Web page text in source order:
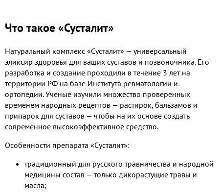
Что такое «Сусталит»
Натуральный комплекс «Сусталит» — универсальный
эликсир здоровья для ваших суставов и позвоночника. Его
разработка и создание проходили в течение 3 лет на
территории РФ на базе Института ревматологии и
ортопедии. Ученые изучили множество проверенных
временем народных рецептов — растирок, бальзамов и
припарок для суставов — чтобы на их основе создать
современное высокоэффективное средство.
Особенности препарата «Сусталит»:
традиционный для русского травничества и народной
медицины состав — только дикорастущие травы и
масла;